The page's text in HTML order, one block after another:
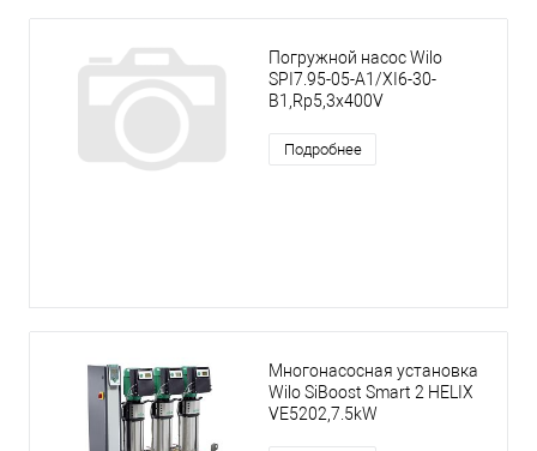
Погружной насос Wilo
SPI7.95-05-A1/XI6-30-
B1,Rp5,3x400V
Подробнее
Многонасосная установка
Wilo SiBoost Smart 2 HELIX
VE5202,7.5kW